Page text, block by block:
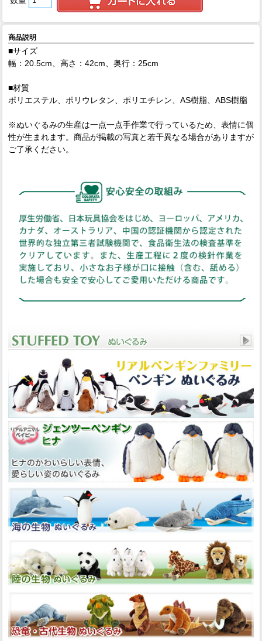
商品説明
■サイズ
幅：20.5cm、高さ：42cm、奥行：25cm
■材質
ポリエステル、ポリウレタン、ポリエチレン、AS樹脂、ABS樹脂
※ぬいぐるみの生産は一点一点手作業で行っているため、表情に個
性が生まれます。商品が掲載の写真と若干異なる場合がありますが
ご了承ください。